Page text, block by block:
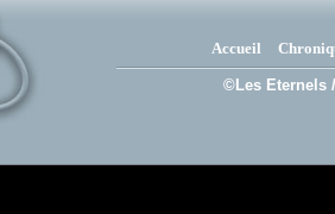
Accueil
©Les Eternels